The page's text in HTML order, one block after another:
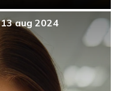
13 aug 2024